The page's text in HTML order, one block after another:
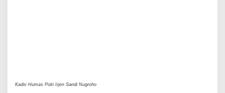
Kadiv Humas Polri Irjen Sandi Nugroho